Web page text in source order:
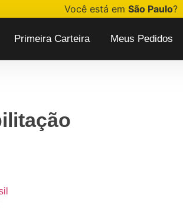
Você está em São Paulo?
Primeira Carteira Meus Pedidos